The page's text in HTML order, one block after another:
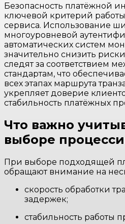
Безопасность платёжной
ключевой критерий
сервиса. Использование
многоуровневой
автоматических систем
значительно снизить
следят за соответствием
стандартам, что
всех этапах маршрута
укрепляет доверие
стабильность платёжных
Что важно
выборе
При выборе подходящей
обращают внимание на
скорость обработки
задержек;
стабильность работы